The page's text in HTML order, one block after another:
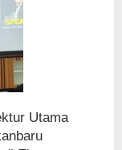
Utama